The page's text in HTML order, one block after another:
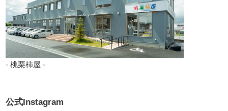
- 桃栗柿屋 -
公式Instagram